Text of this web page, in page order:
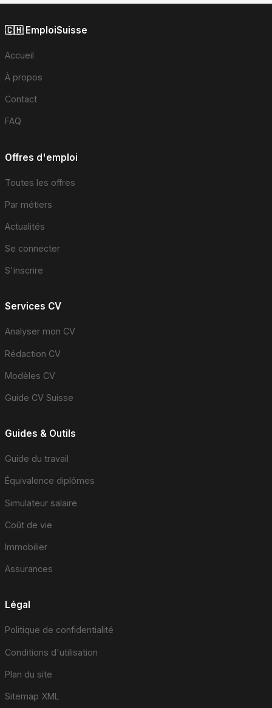
🇨🇭 EmploiSuisse
Accueil
À propos
Contact
FAQ
Offres d'emploi
Toutes les offres
Par métiers
Actualités
Se connecter
S'inscrire
Services CV
Analyser mon CV
Rédaction CV
Modèles CV
Guide CV Suisse
Guides & Outils
Guide du travail
Équivalence diplômes
Simulateur salaire
Coût de vie
Immobilier
Assurances
Légal
Politique de confidentialité
Conditions d'utilisation
Plan du site
Sitemap XML